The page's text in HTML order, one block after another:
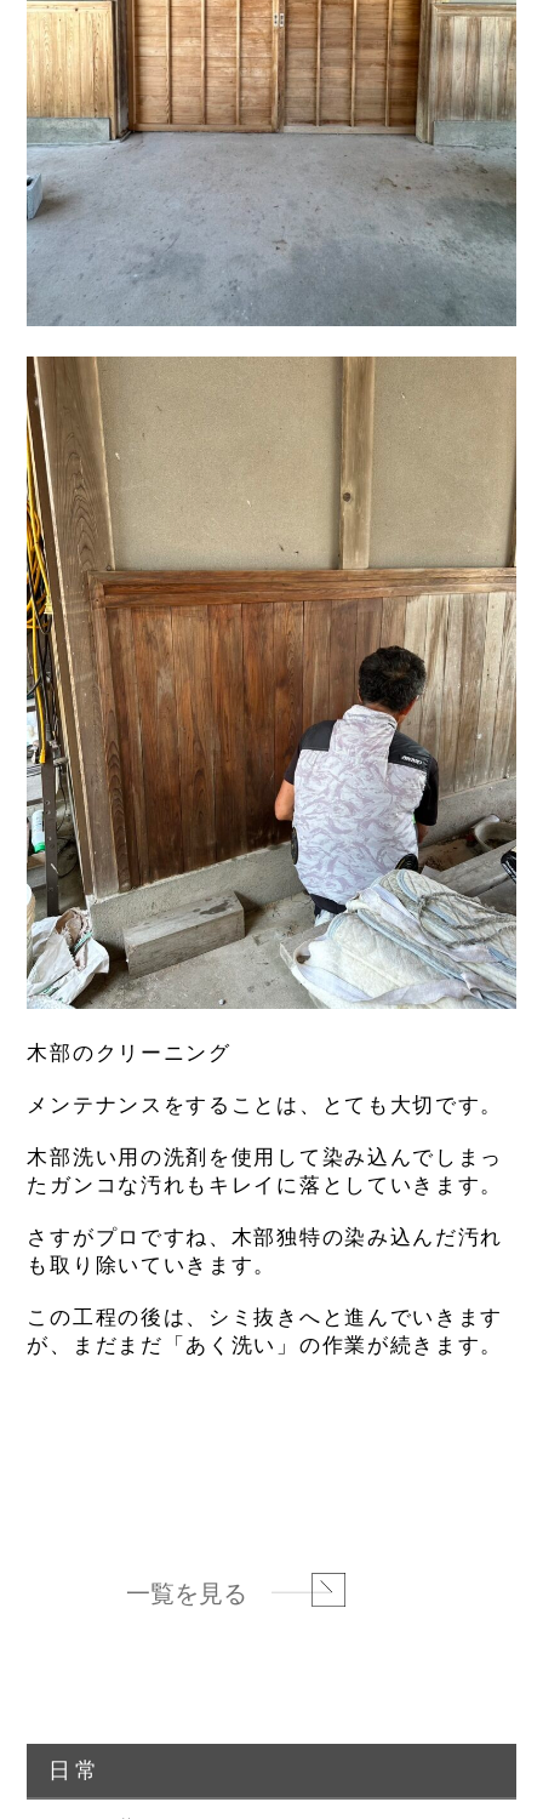
木部のクリーニング
メンテナンスをすることは、とても大切です。
木部洗い用の洗剤を使用して染み込んでしまっ
たガンコな汚れもキレイに落としていきます。
さすがプロですね、木部独特の染み込んだ汚れ
も取り除いていきます。
この工程の後は、シミ抜きへと進んでいきます
が、まだまだ「あく洗い」の作業が続きます。
一覧を見る
日常